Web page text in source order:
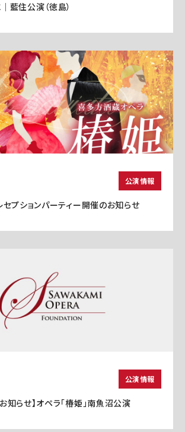
藍住公演（徳島）
公演情報
セプションパーティー開催のお知らせ
公演情報
知らせ】オペラ「椿姫」南魚沼公演